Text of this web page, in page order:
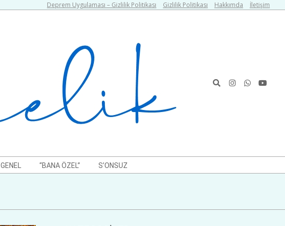
Deprem Uygulaması – Gizlilik Politikası Gizlilik Politikası Hakkımda İletişim
Search
GENEL “BANA ÖZEL” S’ONSUZ